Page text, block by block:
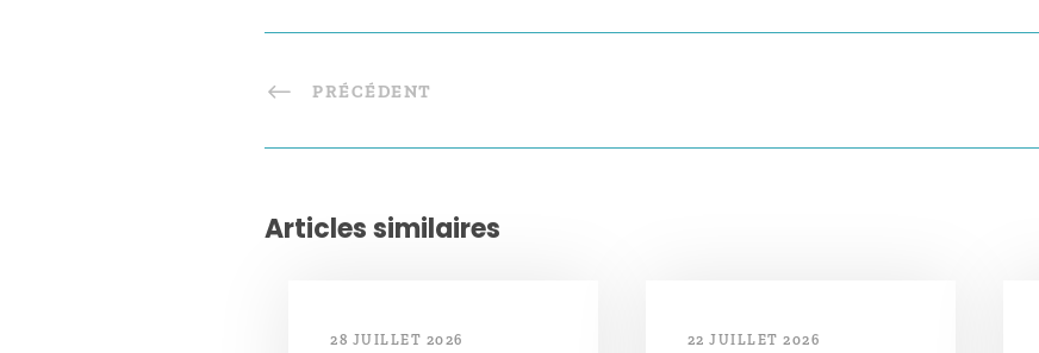
PRÉCÉDENT
Articles similaires
28 JUILLET 2026 22 JUILLET 2026